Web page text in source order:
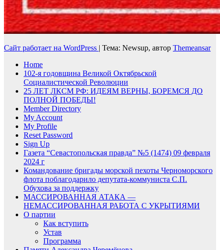
Сайт работает на WordPress | Тема: Newsup, автор Themeansar
Home
102-я годовщина Великой Октябрьской
Социалистической Революции
25 ЛЕТ ЛКСМ РФ: ИДЕЯМ ВЕРНЫ, БОРЕМСЯ ДО
ПОЛНОЙ ПОБЕДЫ!
Member Directory
My Account
My Profile
Reset Password
Sign Up
Газета “Севастопольская правда” №5 (1474) 09 февраля
2024 г
Командование бригады морской пехоты Черноморского
флота поблагодарило депутата-коммуниста С.П.
Обухова за поддержку
МАССИРОВАННАЯ АТАКА —
НЕМАССИРОВАННАЯ РАБОТА С УКРЫТИЯМИ
О партии
Как вступить
Устав
Программа